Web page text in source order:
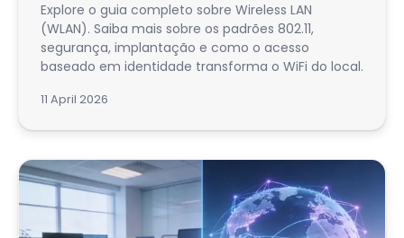
Explore o guia completo sobre Wireless LAN
(WLAN). Saiba mais sobre os padrões 802.11,
segurança, implantação e como o acesso
baseado em identidade transforma o WiFi do local.
11 April 2026